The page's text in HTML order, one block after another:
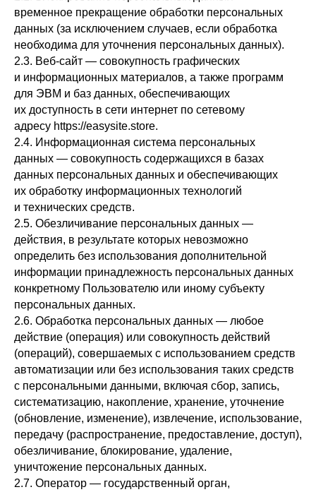
временное прекращение обработки персональных
данных (за исключением случаев, если обработка
необходима для уточнения персональных данных).
2.3. Веб-сайт — совокупность графических
и информационных материалов, а также программ
для ЭВМ и баз данных, обеспечивающих
их доступность в сети интернет по сетевому
адресу https://easysite.store.
2.4. Информационная система персональных
данных — совокупность содержащихся в базах
данных персональных данных и обеспечивающих
их обработку информационных технологий
и технических средств.
2.5. Обезличивание персональных данных —
действия, в результате которых невозможно
определить без использования дополнительной
информации принадлежность персональных данных
конкретному Пользователю или иному субъекту
персональных данных.
2.6. Обработка персональных данных — любое
действие (операция) или совокупность действий
(операций), совершаемых с использованием средств
автоматизации или без использования таких средств
с персональными данными, включая сбор, запись,
систематизацию, накопление, хранение, уточнение
(обновление, изменение), извлечение, использование,
передачу (распространение, предоставление, доступ),
обезличивание, блокирование, удаление,
уничтожение персональных данных.
2.7. Оператор — государственный орган,